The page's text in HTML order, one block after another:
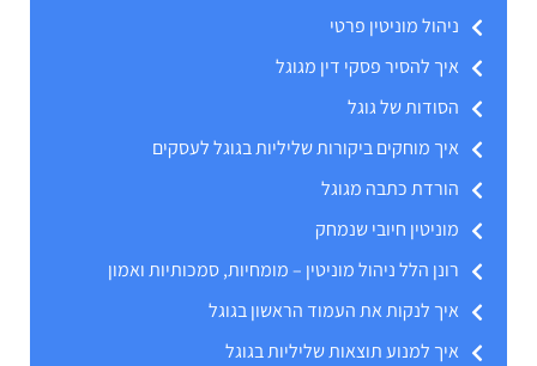
ניהול מוניטין פרטי
איך להסיר פסקי דין מגוגל
הסודות של גוגל
איך מוחקים ביקורות שליליות בגוגל לעסקים
הורדת כתבה מגוגל
מוניטין חיובי שנמחק
רונן הלל ניהול מוניטין – מומחיות, סמכותיות ואמון
איך לנקות את העמוד הראשון בגוגל
איך למנוע תוצאות שליליות בגוגל